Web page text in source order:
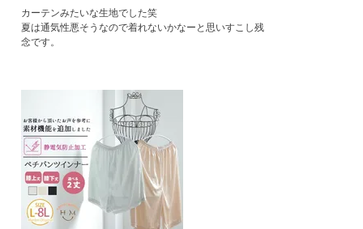
カーテンみたいな生地でした笑
夏は通気性悪そうなので着れないかなーと思いすこし残
念です。